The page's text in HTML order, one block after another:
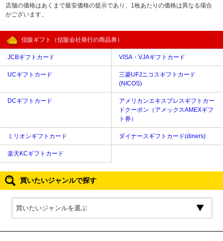
店舗の価格はあくまで最安価格の提示であり、1枚あたりの価格は異なる場合
がございます。
信販ギフト（信販会社発行の商品券）
JCBギフトカード VISA・VJAギフトカード
UCギフトカード
三菱UFJニコスギフトカード
(NICOS)
DCギフトカード
アメリカンエキスプレスギフトカー
ドクーポン（アメックスAMEXギフ
ト券）
ミリオンギフトカード ダイナースギフトカード(diners)
楽天KCギフトカード
買いたいジャンルで探す